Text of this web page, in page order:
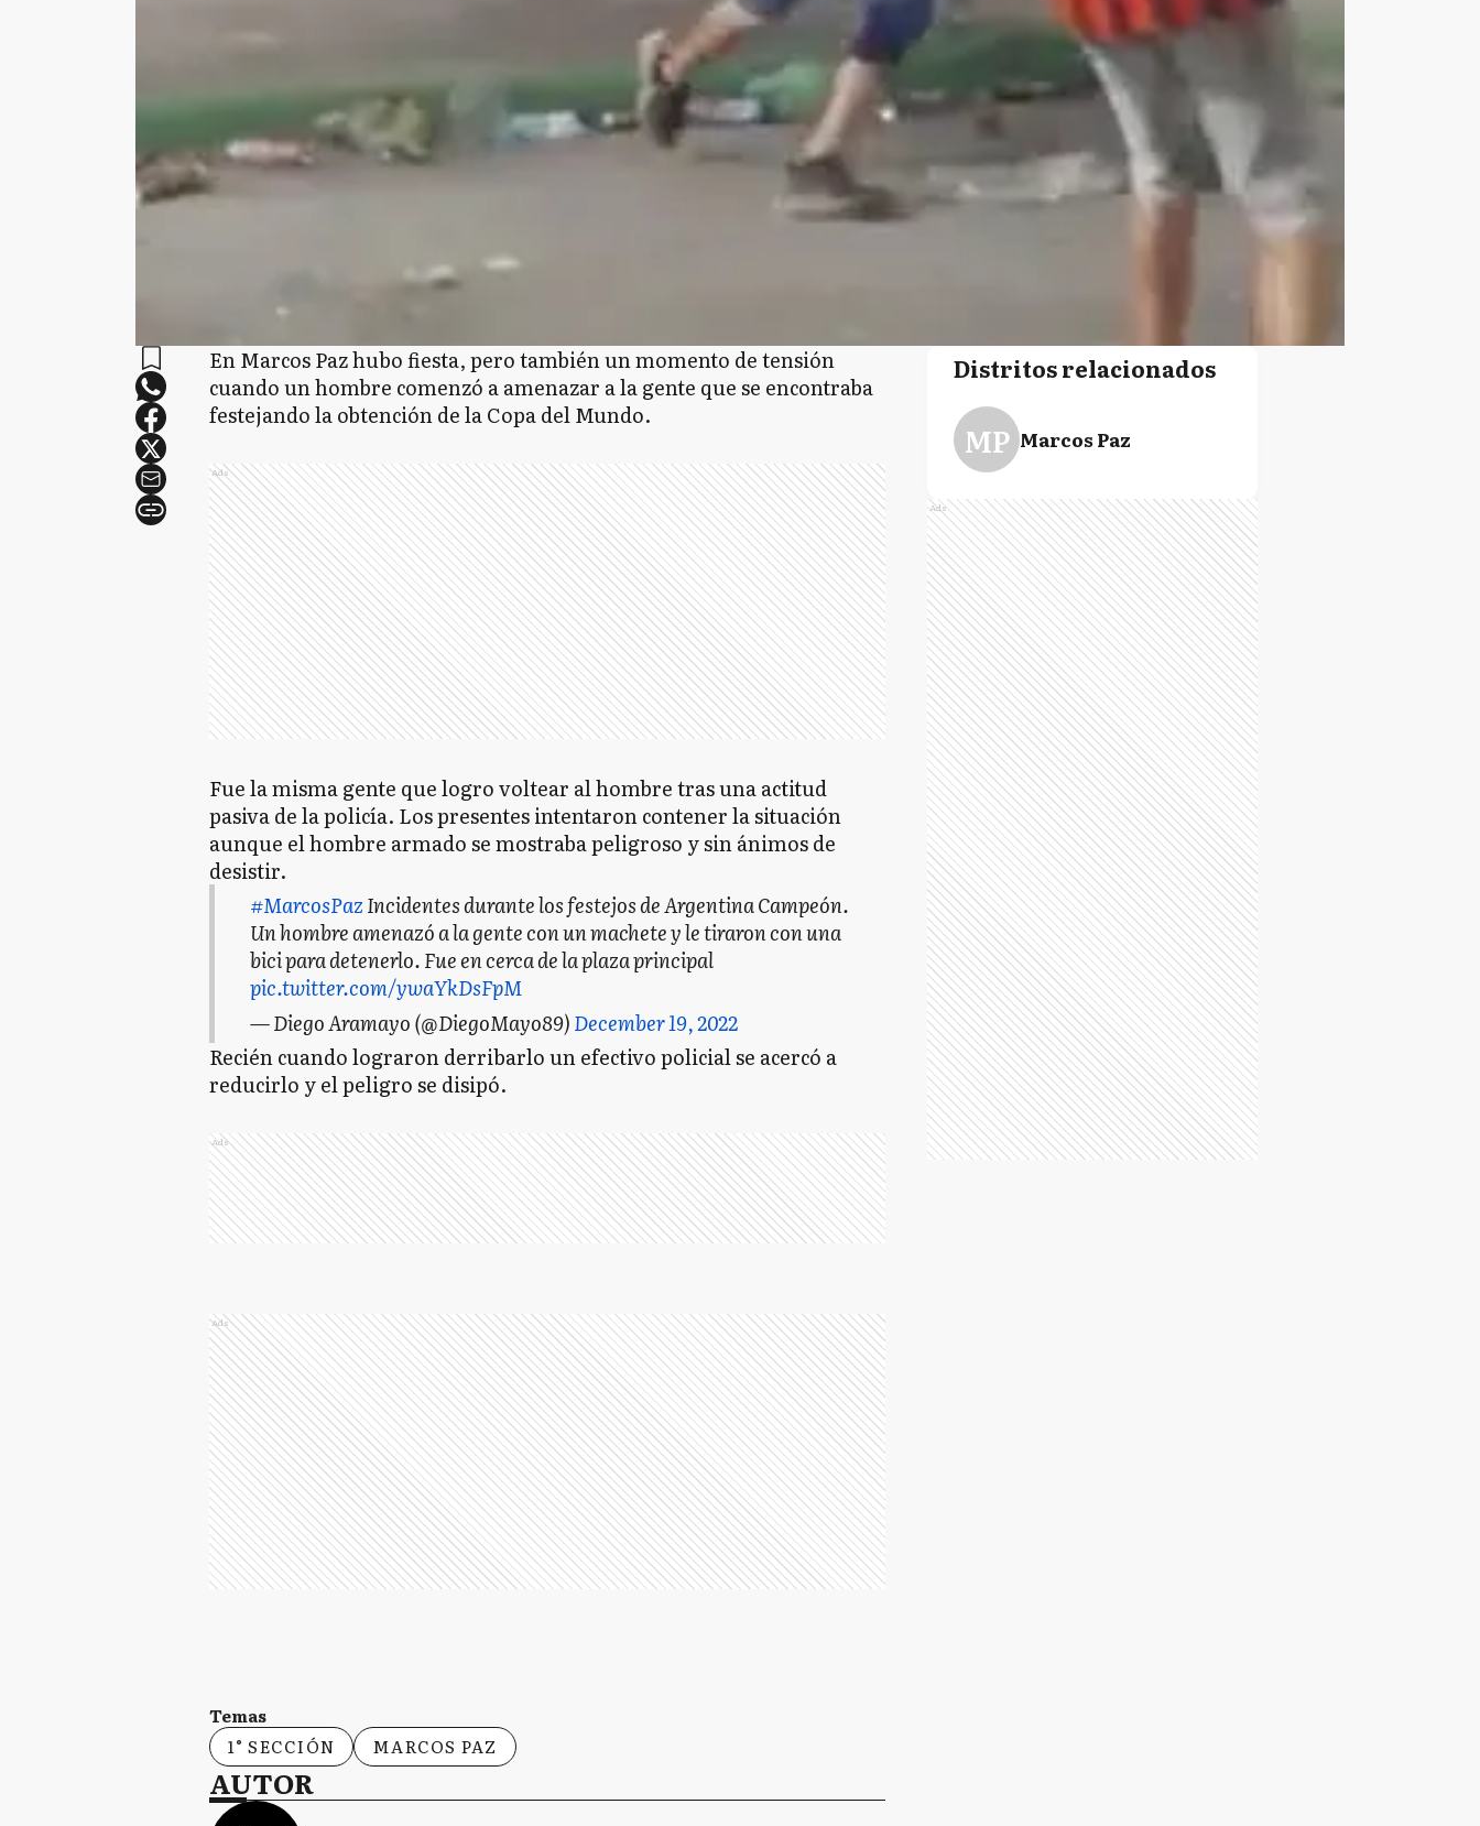
En Marcos Paz hubo fiesta, pero también un momento de tensión
cuando un hombre comenzó a amenazar a la gente que se encontraba
festejando la obtención de la Copa del Mundo.
Ads
Fue la misma gente que logro voltear al hombre tras una actitud
pasiva de la policía. Los presentes intentaron contener la situación
aunque el hombre armado se mostraba peligroso y sin ánimos de
desistir.
#MarcosPazIncidentes durante los festejos de Argentina Campeón.
Un hombre amenazó a la gente con un machete y le tiraron con una
bici para detenerlo. Fue en cerca de la plaza principal
pic.twitter.com/ywaYkDsFpM
— Diego Aramayo (@DiegoMayo89)December 19, 2022
Recién cuando lograron derribarlo un efectivo policial se acercó a
reducirlo y el peligro se disipó.
Ads
Ads
Temas
1° SECCIÓN
MARCOS PAZ
AUTOR
Distritos relacionados
MP Marcos Paz
Ads